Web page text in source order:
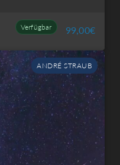
Verfügbar 99,00€
ANDRÉ STRAUB